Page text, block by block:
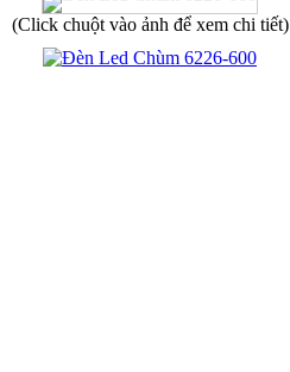
(Click chuột vào ảnh để xem chi tiết)